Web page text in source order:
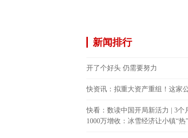
新闻排行
开了个好头 仍需要努力
快资讯：拟重大资产重组！这家
快看：数读中国开局新活力 | 3个
1000万增收：冰雪经济让小镇“热